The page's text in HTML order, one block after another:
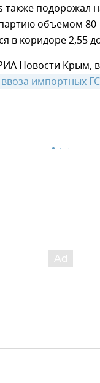
подорожал
объемом
в коридоре 2,55
Новости Крым,
ввоза импортных